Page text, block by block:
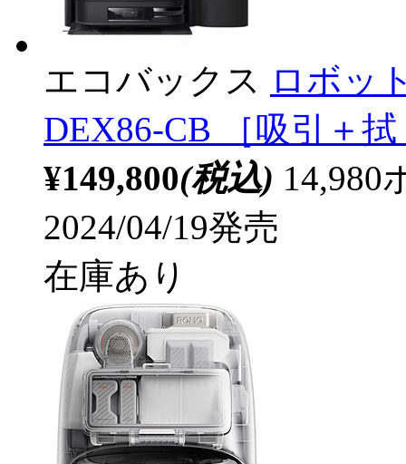
エコバックス ロボッ
DEX86-CB ［吸引＋
¥149,800(税込) 14,980
2024/04/19発売
在庫あり